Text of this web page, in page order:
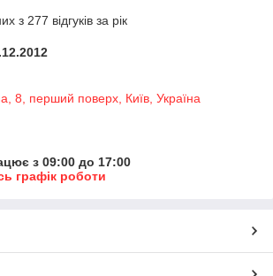
з 277 відгуків за рік
8, перший поверх, Київ, Україна
з 09:00 до 17:00
графік роботи